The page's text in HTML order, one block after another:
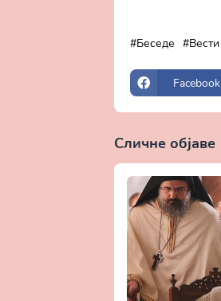
Беседе Вести
Facebook
Сличне објаве